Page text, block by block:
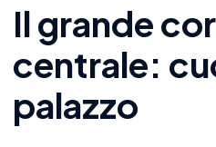
Il grande
centrale:
palazzo